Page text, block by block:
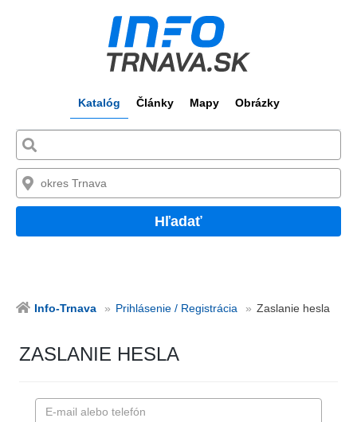
Katalóg Články Mapy Obrázky
Hľadať
Info-Trnava Prihlásenie / Registrácia Zaslanie hesla
ZASLANIE HESLA